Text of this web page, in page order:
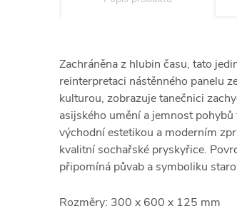
Zachráněna z hlubin času, tato
reinterpretaci nástěnného panelu
kulturou, zobrazuje tanečnici
asijského umění a jemnost
východní estetikou a moderním
kvalitní sochařské pryskyřice.
připomíná půvab a symboliku
Rozměry: 300 x 600 x 125 mm